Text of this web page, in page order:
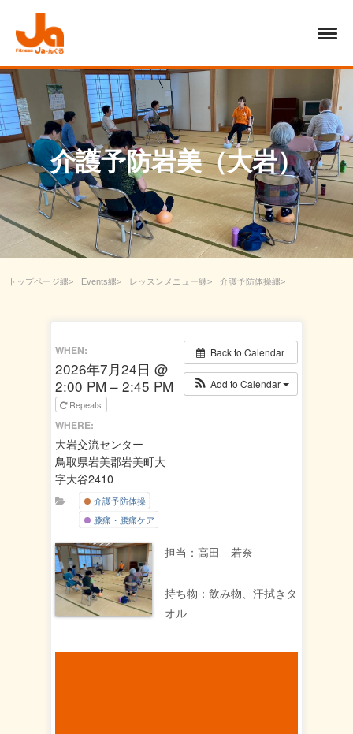
介護予防岩美（大岩）
トップページ Events レッスンメニュー
介護予防体操
Back to Calendar
Add to Calendar
WHEN:
2026年7月24日 @
2:00 PM – 2:45 PM
Repeats
WHERE:
大岩交流センター
鳥取県岩美郡岩美町大
字大谷2410
介護予防体操
膝痛・腰痛ケア
担当：高田 若奈
持ち物：飲み物、汗拭きタ
オル